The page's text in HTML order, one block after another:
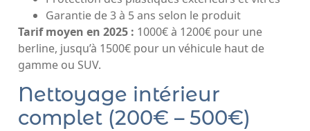
Garantie de 3 à 5 ans selon le produit
Tarif moyen en 2025 : 1000€ à 1200€ pour une
berline, jusqu’à 1500€ pour un véhicule haut de
gamme ou SUV.
Nettoyage intérieur
complet (200€ – 500€)